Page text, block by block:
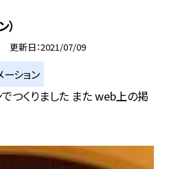
更新日 2021/07/09
ーション
つくりました また web上の掲